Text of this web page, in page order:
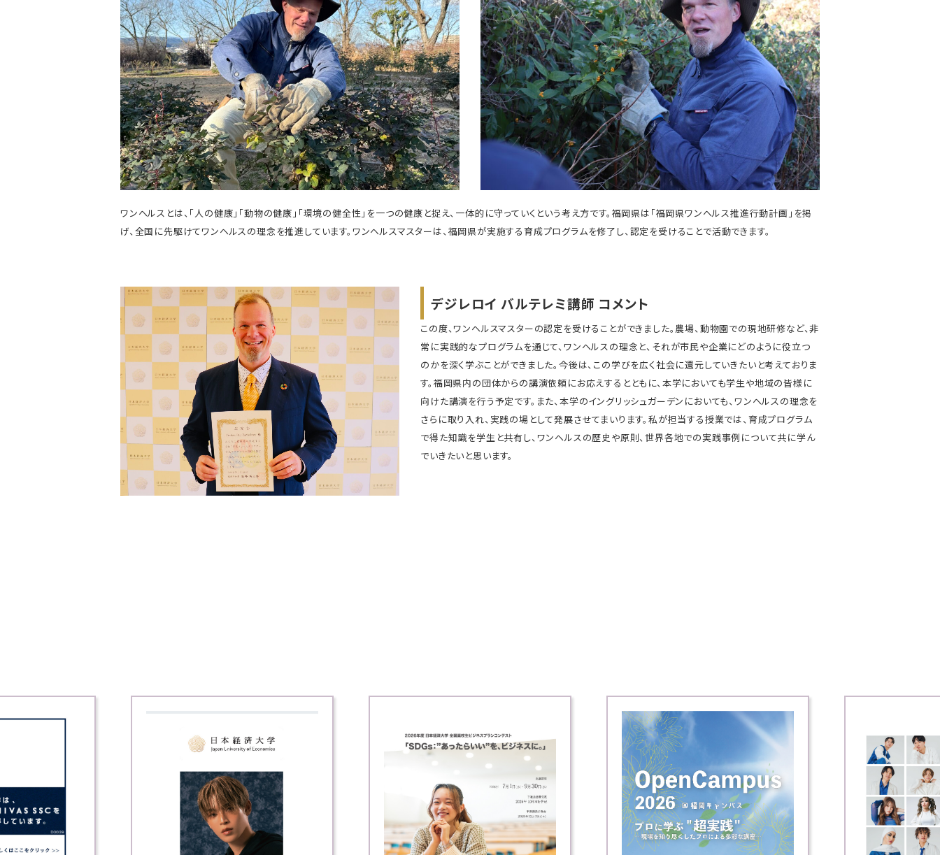
ワンヘルスとは、「人の健康」「動物の健康」「環境の健全性」を一つの健康と捉え、一体的に守っていくという考え方です。福岡県は「福岡県ワンヘルス推進行動計画」を掲
げ、全国に先駆けてワンヘルスの理念を推進しています。ワンヘルスマスターは、福岡県が実施する育成プログラムを修了し、認定を受けることで活動できます。
デジレロイ バルテレミ講師 コメント
この度、ワンヘルスマスターの認定を受けることができました。農場、動物園での現地研修など、非
常に実践的なプログラムを通じて、ワンヘルスの理念と、それが市民や企業にどのように役立つ
のかを深く学ぶことができました。今後は、この学びを広く社会に還元していきたいと考えておりま
す。福岡県内の団体からの講演依頼にお応えするとともに、本学においても学生や地域の皆様に
向けた講演を行う予定です。また、本学のイングリッシュガーデンにおいても、ワンヘルスの理念を
さらに取り入れ、実践の場として発展させてまいります。私が担当する授業では、育成プログラム
で得た知識を学生と共有し、ワンヘルスの歴史や原則、世界各地での実践事例について共に学ん
でいきたいと思います。